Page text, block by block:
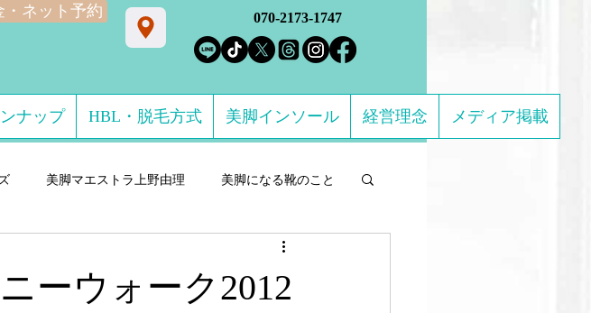
・ネット予約 070-2173-1747
ナップ HBL・脱毛方式 美脚インソール 経営理念 メディア掲載
美脚マエストラ上野由理 美脚になる靴のこと
ド・コン
ーウォーク2012